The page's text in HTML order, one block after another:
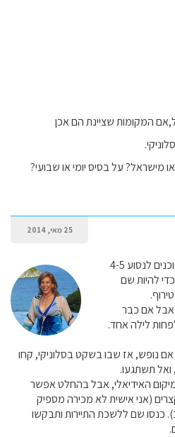
המקומות שציינת הם אכן
מישראל? על בסיס יומי או שבועי?
25 מאי, 2014
רחוקים זה מושג יחסי - יש מי שמוכנים לנסוע 4-5
להיות שם
אבל אם כבר
לילה אחד.
נופש, אז שבו בשקט בסלוניקי, קחו
ואל תשתגעו.
האידיאלי, אבל בהחלט אפשר
(אני אישית לא מכירה מספיק
כנסו שם ללשכת התיירות ותבקשו